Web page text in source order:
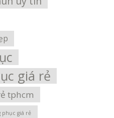
giá rẻ
tphcm
phục giá rẻ